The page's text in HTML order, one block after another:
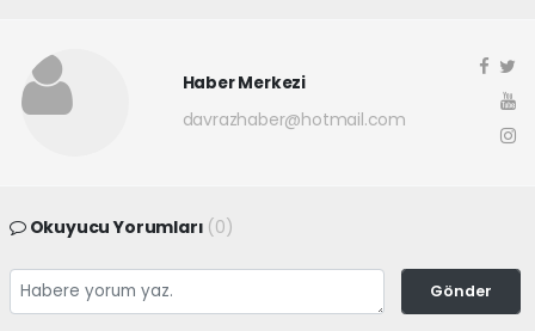
Haber Merkezi
davrazhaber@hotmail.com
Okuyucu Yorumları (0)
Gönder